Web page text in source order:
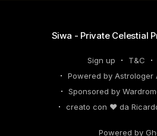
Siwa - Private Celestial
Sign up T&C
Powered by Astrologer
Sponsored by
creato con ❤️ da
Powered by